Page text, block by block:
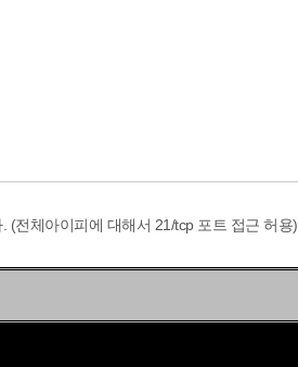
(전체아이피에 대해서 21/tcp 포트 접근 허용)